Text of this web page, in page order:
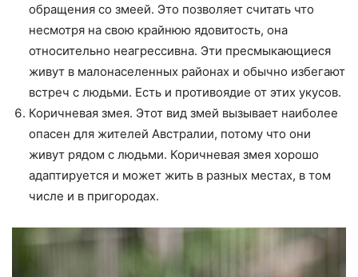
обращения со змеей. Это позволяет считать что
несмотря на свою крайнюю ядовитость, она
относительно неагрессивна. Эти пресмыкающиеся
живут в малонаселенных районах и обычно избегают
встреч с людьми. Есть и противоядие от этих укусов.
Коричневая змея. Этот вид змей вызывает наиболее
опасен для жителей Австралии, потому что они
живут рядом с людьми. Коричневая змея хорошо
адаптируется и может жить в разных местах, в том
числе и в пригородах.